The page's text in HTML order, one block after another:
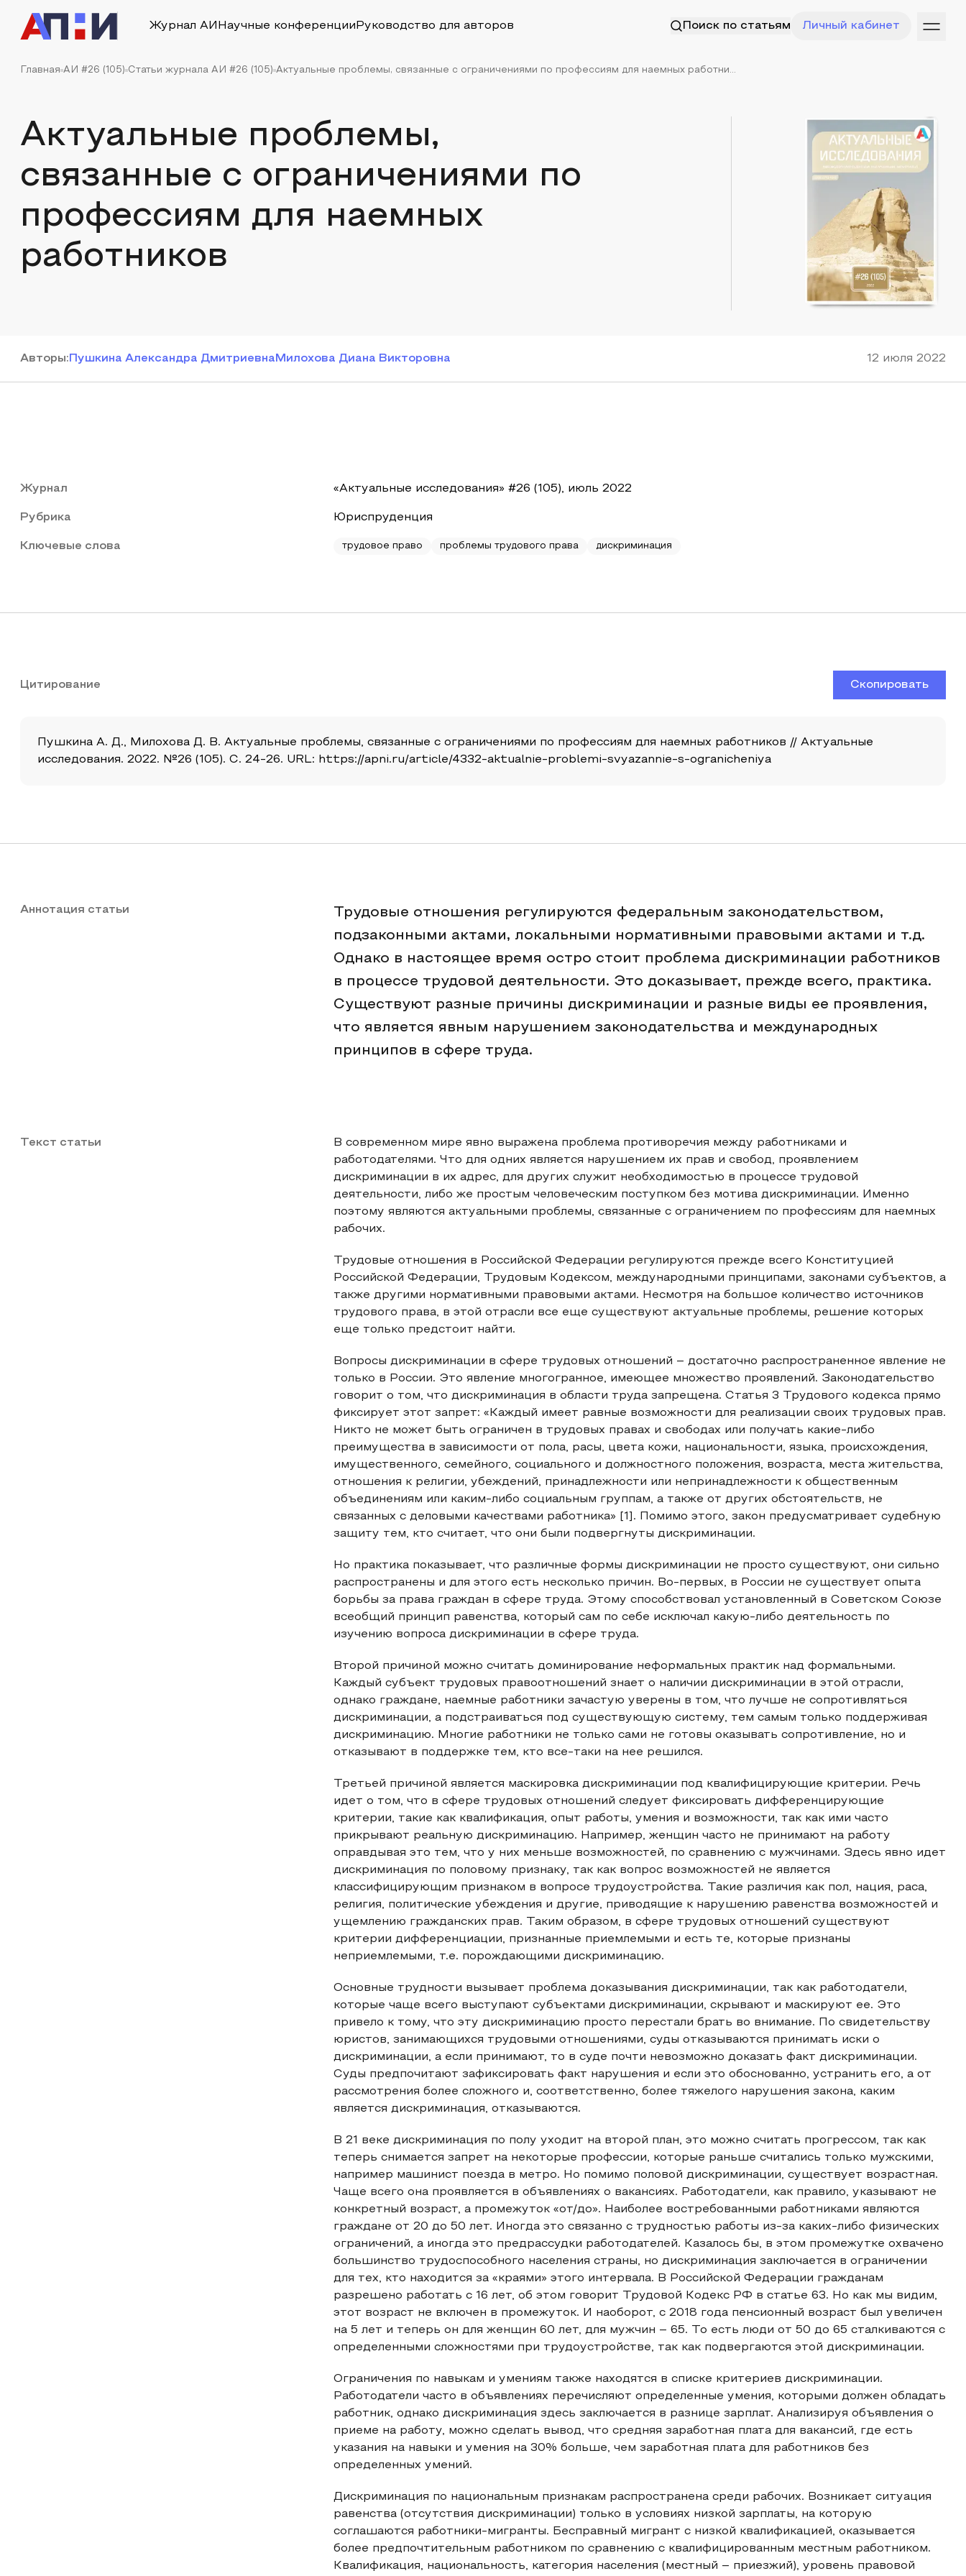
Журнал АИ Научные конференции Руководство для авторов Поиск по статьям Личный кабинет
Главная АИ #26 (105) Статьи журнала АИ #26 (105) Актуальные проблемы, связанные с ограничениями по профессиям для наемных работни...
Актуальные проблемы,
связанные с ограничениями по
профессиям для наемных
работников
Авторы: Пушкина Александра Дмитриевна Милохова Диана Викторовна 12 июля 2022
Журнал «Актуальные исследования» #26 (105), июль 2022
Рубрика Юриспруденция
Ключевые слова трудовое право проблемы трудового права дискриминация
Цитирование Скопировать
Пушкина А. Д., Милохова Д. В. Актуальные проблемы, связанные с ограничениями по профессиям для наемных работников // Актуальные
исследования. 2022. №26 (105). С. 24-26. URL: https://apni.ru/article/4332-aktualnie-problemi-svyazannie-s-ogranicheniya
Аннотация статьи
Трудовые отношения регулируются федеральным законодательством,
подзаконными актами, локальными нормативными правовыми актами и т.д.
Однако в настоящее время остро стоит проблема дискриминации работников
в процессе трудовой деятельности. Это доказывает, прежде всего, практика.
Существуют разные причины дискриминации и разные виды ее проявления,
что является явным нарушением законодательства и международных
принципов в сфере труда.
Текст статьи
В современном мире явно выражена проблема противоречия между работниками и
работодателями. Что для одних является нарушением их прав и свобод, проявлением
дискриминации в их адрес, для других служит необходимостью в процессе трудовой
деятельности, либо же простым человеческим поступком без мотива дискриминации. Именно
поэтому являются актуальными проблемы, связанные с ограничением по профессиям для наемных
рабочих.
Трудовые отношения в Российской Федерации регулируются прежде всего Конституцией
Российской Федерации, Трудовым Кодексом, международными принципами, законами субъектов, а
также другими нормативными правовыми актами. Несмотря на большое количество источников
трудового права, в этой отрасли все еще существуют актуальные проблемы, решение которых
еще только предстоит найти.
Вопросы дискриминации в сфере трудовых отношений – достаточно распространенное явление не
только в России. Это явление многогранное, имеющее множество проявлений. Законодательство
говорит о том, что дискриминация в области труда запрещена. Статья 3 Трудового кодекса прямо
фиксирует этот запрет: «Каждый имеет равные возможности для реализации своих трудовых прав.
Никто не может быть ограничен в трудовых правах и свободах или получать какие-либо
преимущества в зависимости от пола, расы, цвета кожи, национальности, языка, происхождения,
имущественного, семейного, социального и должностного положения, возраста, места жительства,
отношения к религии, убеждений, принадлежности или непринадлежности к общественным
объединениям или каким-либо социальным группам, а также от других обстоятельств, не
связанных с деловыми качествами работника» [1]. Помимо этого, закон предусматривает судебную
защиту тем, кто считает, что они были подвергнуты дискриминации.
Но практика показывает, что различные формы дискриминации не просто существуют, они сильно
распространены и для этого есть несколько причин. Во-первых, в России не существует опыта
борьбы за права граждан в сфере труда. Этому способствовал установленный в Советском Союзе
всеобщий принцип равенства, который сам по себе исключал какую-либо деятельность по
изучению вопроса дискриминации в сфере труда.
Второй причиной можно считать доминирование неформальных практик над формальными.
Каждый субъект трудовых правоотношений знает о наличии дискриминации в этой отрасли,
однако граждане, наемные работники зачастую уверены в том, что лучше не сопротивляться
дискриминации, а подстраиваться под существующую систему, тем самым только поддерживая
дискриминацию. Многие работники не только сами не готовы оказывать сопротивление, но и
отказывают в поддержке тем, кто все-таки на нее решился.
Третьей причиной является маскировка дискриминации под квалифицирующие критерии. Речь
идет о том, что в сфере трудовых отношений следует фиксировать дифференцирующие
критерии, такие как квалификация, опыт работы, умения и возможности, так как ими часто
прикрывают реальную дискриминацию. Например, женщин часто не принимают на работу
оправдывая это тем, что у них меньше возможностей, по сравнению с мужчинами. Здесь явно идет
дискриминация по половому признаку, так как вопрос возможностей не является
классифицирующим признаком в вопросе трудоустройства. Такие различия как пол, нация, раса,
религия, политические убеждения и другие, приводящие к нарушению равенства возможностей и
ущемлению гражданских прав. Таким образом, в сфере трудовых отношений существуют
критерии дифференциации, признанные приемлемыми и есть те, которые признаны
неприемлемыми, т.е. порождающими дискриминацию.
Основные трудности вызывает проблема доказывания дискриминации, так как работодатели,
которые чаще всего выступают субъектами дискриминации, скрывают и маскируют ее. Это
привело к тому, что эту дискриминацию просто перестали брать во внимание. По свидетельству
юристов, занимающихся трудовыми отношениями, суды отказываются принимать иски о
дискриминации, а если принимают, то в суде почти невозможно доказать факт дискриминации.
Суды предпочитают зафиксировать факт нарушения и если это обоснованно, устранить его, а от
рассмотрения более сложного и, соответственно, более тяжелого нарушения закона, каким
является дискриминация, отказываются.
В 21 веке дискриминация по полу уходит на второй план, это можно считать прогрессом, так как
теперь снимается запрет на некоторые профессии, которые раньше считались только мужскими,
например машинист поезда в метро. Но помимо половой дискриминации, существует возрастная.
Чаще всего она проявляется в объявлениях о вакансиях. Работодатели, как правило, указывают не
конкретный возраст, а промежуток «от/до». Наиболее востребованными работниками являются
граждане от 20 до 50 лет. Иногда это связанно с трудностью работы из-за каких-либо физических
ограничений, а иногда это предрассудки работодателей. Казалось бы, в этом промежутке охвачено
большинство трудоспособного населения страны, но дискриминация заключается в ограничении
для тех, кто находится за «краями» этого интервала. В Российской Федерации гражданам
разрешено работать с 16 лет, об этом говорит Трудовой Кодекс РФ в статье 63. Но как мы видим,
этот возраст не включен в промежуток. И наоборот, с 2018 года пенсионный возраст был увеличен
на 5 лет и теперь он для женщин 60 лет, для мужчин – 65. То есть люди от 50 до 65 сталкиваются с
определенными сложностями при трудоустройстве, так как подвергаются этой дискриминации.
Ограничения по навыкам и умениям также находятся в списке критериев дискриминации.
Работодатели часто в объявлениях перечисляют определенные умения, которыми должен обладать
работник, однако дискриминация здесь заключается в разнице зарплат. Анализируя объявления о
приеме на работу, можно сделать вывод, что средняя заработная плата для вакансий, где есть
указания на навыки и умения на 30% больше, чем заработная плата для работников без
определенных умений.
Дискриминация по национальным признакам распространена среди рабочих. Возникает ситуация
равенства (отсутствия дискриминации) только в условиях низкой зарплаты, на которую
соглашаются работники-мигранты. Бесправный мигрант с низкой квалификацией, оказывается
более предпочтительным работником по сравнению с квалифицированным местным работником.
Квалификация, национальность, категория населения (местный – приезжий), уровень правовой